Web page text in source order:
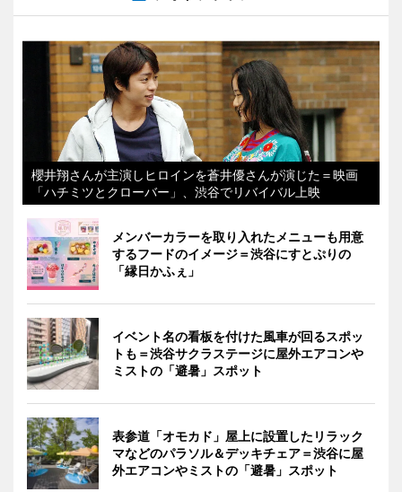
櫻井翔さんが主演しヒロインを蒼井優さんが演じた＝映画
「ハチミツとクローバー」、渋谷でリバイバル上映
メンバーカラーを取り入れたメニューも用意
するフードのイメージ＝渋谷にすとぷりの
「縁日かふぇ」
イベント名の看板を付けた風車が回るスポッ
トも＝渋谷サクラステージに屋外エアコンや
ミストの「避暑」スポット
表参道「オモカド」屋上に設置したリラック
マなどのパラソル＆デッキチェア＝渋谷に屋
外エアコンやミストの「避暑」スポット